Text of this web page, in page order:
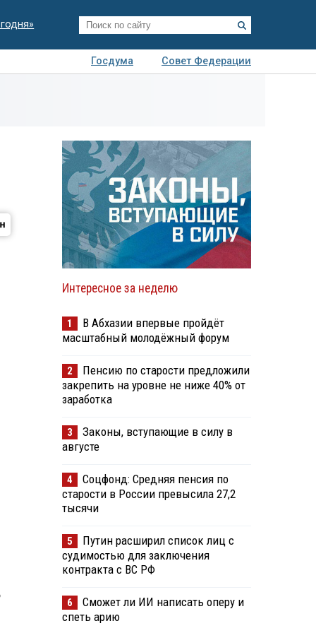
Госдума
Совет Федерации
Интересное за неделю
1
В Абхазии впервые пройдёт
масштабный молодёжный форум
2
Пенсию по старости предложили
закрепить на уровне не ниже 40% от
заработка
3
Законы, вступающие в силу в
августе
4
Соцфонд: Средняя пенсия по
старости в России превысила 27,2
тысячи
5
Путин расширил список лиц с
судимостью для заключения
контракта с ВС РФ
6
Сможет ли ИИ написать оперу и
спеть арию